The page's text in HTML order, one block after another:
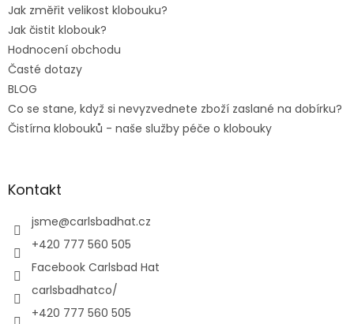
Jak změřit velikost klobouku?
Jak čistit klobouk?
Hodnocení obchodu
Časté dotazy
BLOG
Co se stane, když si nevyzvednete zboží zaslané na dobírku?
Čistírna klobouků - naše služby péče o klobouky
Kontakt
jsme@carlsbadhat.cz
+420 777 560 505
Facebook Carlsbad Hat
carlsbadhatco/
+420 777 560 505